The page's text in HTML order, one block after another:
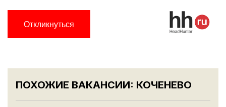
Откликнуться
ПОХОЖИЕ ВАКАНСИИ: КОЧЕНЕВО